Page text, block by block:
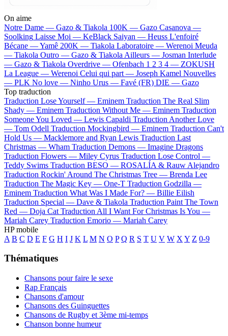
On aime
Notre Dame — Gazo & Tiakola 100K — Gazo Casanova —
Soolking Laisse Moi — KeBlack Saiyan — Heuss L'enfoiré
Bécane —Yamê 200K — Tiakola Laboratoire — Werenoi Meuda
— Tiakola Outro — Gazo & Tiakola Ailleurs — Josman Interlude
— Gazo & Tiakola Overdrive — Ofenbach 1 2 3 4 — ZOKUSH
La League — Werenoi Celui qui part — Joseph Kamel Nouvelles
— PLK No love — Ninho Urus — Favé (FR) DIE — Gazo
Top traduction
Traduction Lose Yourself — Eminem Traduction The Real Slim
Shady — Eminem Traduction Without Me — Eminem Traduction
Someone You Loved — Lewis Capaldi Traduction Another Love
— Tom Odell Traduction Mockingbird — Eminem Traduction Can't
Hold Us — Macklemore and Ryan Lewis Traduction Last
Christmas — Wham Traduction Demons — Imagine Dragons
Traduction Flowers — Miley Cyrus Traduction Lose Control —
Teddy Swims Traduction BESO — ROSALÍA & Rauw Alejandro
Traduction Rockin' Around The Christmas Tree — Brenda Lee
Traduction The Magic Key — One-T Traduction Godzilla —
Eminem Traduction What Was I Made For? — Billie Eilish
Traduction Special — Dave & Tiakola Traduction Paint The Town
Red — Doja Cat Traduction All I Want For Christmas Is You —
Mariah Carey Traduction Emorio — Mariah Carey
HP mobile
A B C D E F G H I J K L M N O P Q R S T U V W X Y Z 0-9
Thématiques
Chansons pour faire le sexe
Rap Français
Chansons d'amour
Chansons des Guinguettes
Chansons de Rugby et 3ème mi-temps
Chanson bonne humeur